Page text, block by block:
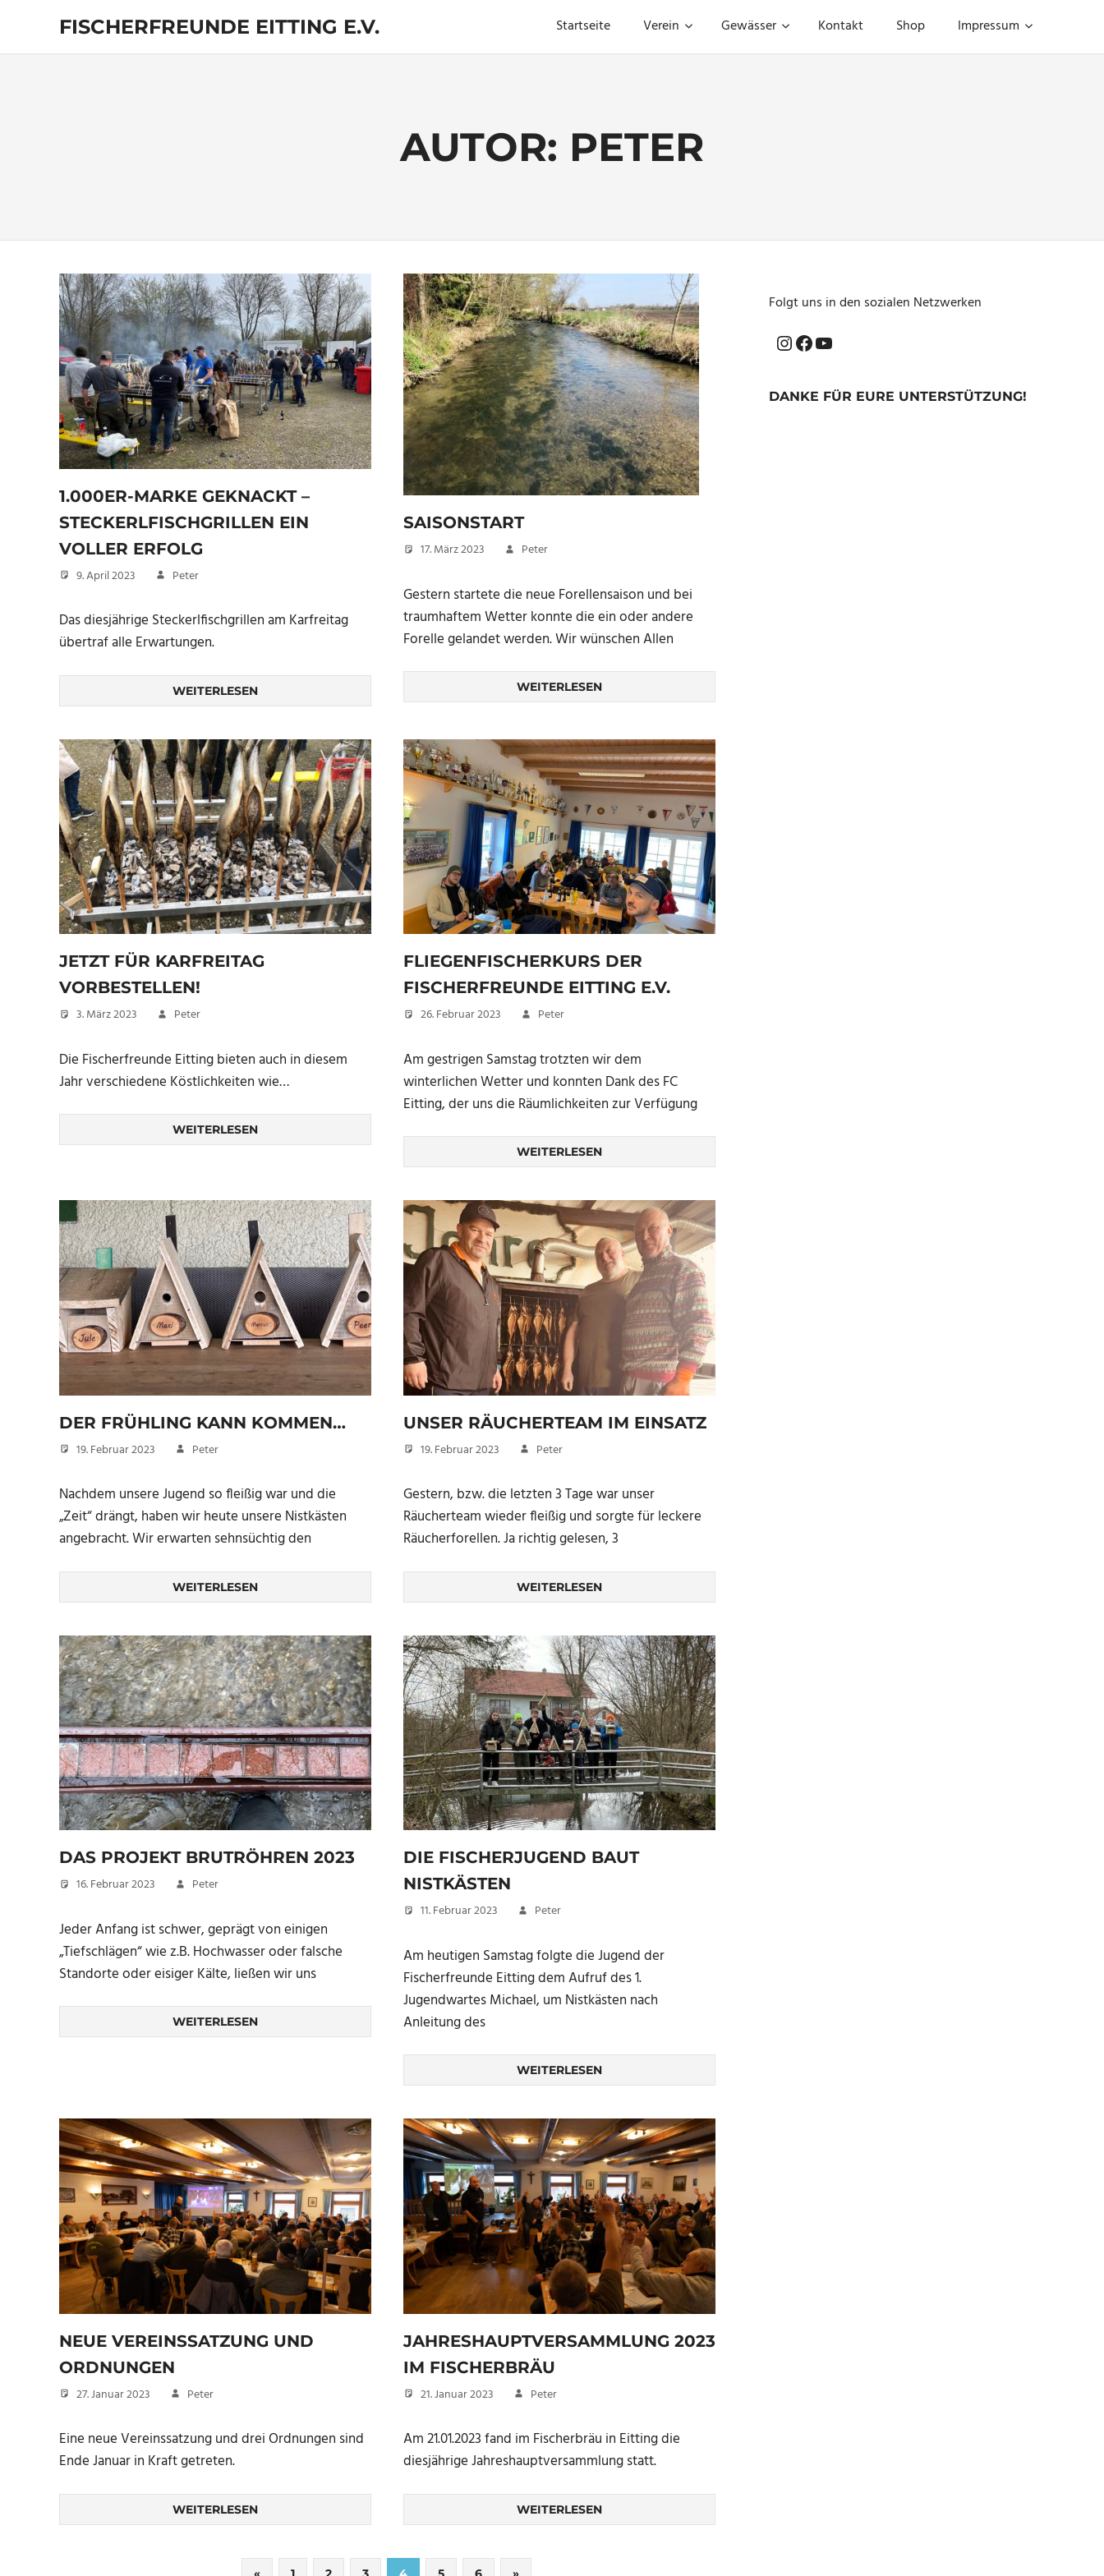
springen
FISCHERFREUNDE EITTING E.V. Startseite Verein Gewässer Kontakt Shop Impressum
AUTOR: PETER
1.000ER-MARKE GEKNACKT –
STECKERLFISCHGRILLEN EIN
VOLLER ERFOLG
9. April 2023 Peter
Das diesjährige Steckerlfischgrillen am Karfreitag
übertraf alle Erwartungen.
WEITERLESEN
SAISONSTART
17. März 2023 Peter
Gestern startete die neue Forellensaison und bei
traumhaftem Wetter konnte die ein oder andere
Forelle gelandet werden. Wir wünschen Allen
WEITERLESEN
JETZT FÜR KARFREITAG
VORBESTELLEN!
3. März 2023 Peter
Die Fischerfreunde Eitting bieten auch in diesem
Jahr verschiedene Köstlichkeiten wie…
WEITERLESEN
FLIEGENFISCHERKURS DER
FISCHERFREUNDE EITTING E.V.
26. Februar 2023 Peter
Am gestrigen Samstag trotzten wir dem
winterlichen Wetter und konnten Dank des FC
Eitting, der uns die Räumlichkeiten zur Verfügung
WEITERLESEN
DER FRÜHLING KANN KOMMEN…
19. Februar 2023 Peter
Nachdem unsere Jugend so fleißig war und die
„Zeit“ drängt, haben wir heute unsere Nistkästen
angebracht. Wir erwarten sehnsüchtig den
WEITERLESEN
UNSER RÄUCHERTEAM IM EINSATZ
19. Februar 2023 Peter
Gestern, bzw. die letzten 3 Tage war unser
Räucherteam wieder fleißig und sorgte für leckere
Räucherforellen. Ja richtig gelesen, 3
WEITERLESEN
DAS PROJEKT BRUTRÖHREN 2023
16. Februar 2023 Peter
Jeder Anfang ist schwer, geprägt von einigen
„Tiefschlägen“ wie z.B. Hochwasser oder falsche
Standorte oder eisiger Kälte, ließen wir uns
WEITERLESEN
DIE FISCHERJUGEND BAUT
NISTKÄSTEN
11. Februar 2023 Peter
Am heutigen Samstag folgte die Jugend der
Fischerfreunde Eitting dem Aufruf des 1.
Jugendwartes Michael, um Nistkästen nach
Anleitung des
WEITERLESEN
NEUE VEREINSSATZUNG UND
ORDNUNGEN
27. Januar 2023 Peter
Eine neue Vereinssatzung und drei Ordnungen sind
Ende Januar in Kraft getreten.
WEITERLESEN
JAHRESHAUPTVERSAMMLUNG 2023
IM FISCHERBRÄU
21. Januar 2023 Peter
Am 21.01.2023 fand im Fischerbräu in Eitting die
diesjährige Jahreshauptversammlung statt.
WEITERLESEN
Vorherige Nächste
Folgt uns in den sozialen Netzwerken
Instagram
Facebook
YouTube
DANKE FÜR EURE UNTERSTÜTZUNG!